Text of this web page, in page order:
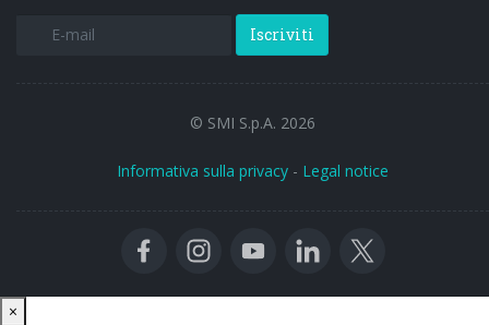
Iscriviti
© SMI S.p.A. 2026
Informativa sulla privacy - Legal notice
×